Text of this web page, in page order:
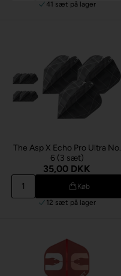
41 sæt på lager
The Asp X Echo Pro Ultra No.
6 (3 sæt)
35,00 DKK
Køb
12 sæt på lager